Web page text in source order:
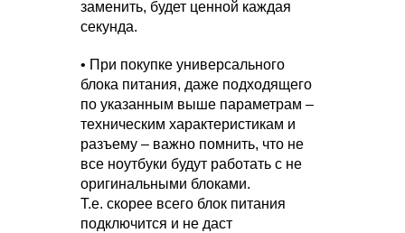
заменить, будет ценной каждая
секунда.
• При покупке универсального
блока питания, даже подходящего
по указанным выше параметрам –
техническим характеристикам и
разъему – важно помнить, что не
все ноутбуки будут работать с не
оригинальными блоками.
Т.е. скорее всего блок питания
подключится и не даст